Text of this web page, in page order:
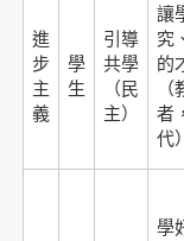
進
步
主
義
學
生
引導
共學
（民
主）
讓
究
的
者
代）
學